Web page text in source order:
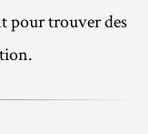
pour trouver des